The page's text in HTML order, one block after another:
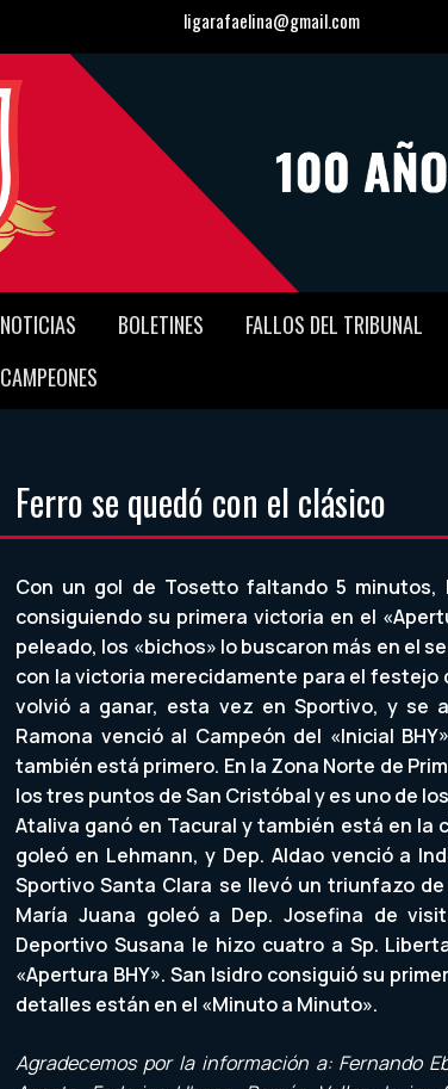
ligarafaelina@gmail.com
NOTICIAS BOLETINES FALLOS DEL TRIBUNAL
CAMPEONES
Ferro se quedó con el clásico
Con un gol de Tosetto faltando 5 minutos,
consiguiendo su primera victoria en el
peleado, los «bichos» lo buscaron más en el
con la victoria merecidamente para el festejo
volvió a ganar, esta vez en Sportivo, y se
Ramona venció al Campeón del «Inicial
también está primero. En la Zona Norte de
los tres puntos de San Cristóbal y es uno de
Ataliva ganó en Tacural y también está en la
goleó en Lehmann, y Dep. Aldao venció a
Sportivo Santa Clara se llevó un triunfazo
María Juana goleó a Dep. Josefina de
Deportivo Susana le hizo cuatro a Sp.
«Apertura BHY». San Isidro consiguió su
detalles están en el «Minuto a Minuto».
Agradecemos por la información a: Fernando